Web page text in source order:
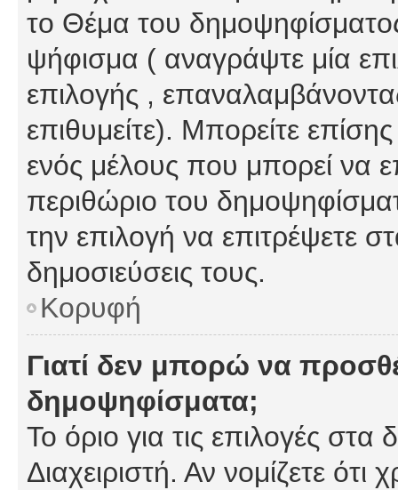
το Θέμα του
ψήφισμα ( αναγράψτε μία
επιλογής ,
επιθυμείτε). Μπορείτε
ενός μέλους που μπορεί να
περιθώριο του
την επιλογή να επιτρέψετε
δημοσιεύσεις τους.
Κορυφή
Γιατί δεν μπορώ να
δημοψηφίσματα;
Το όριο για τις επιλογές
Διαχειριστή. Αν νομίζετε ότι